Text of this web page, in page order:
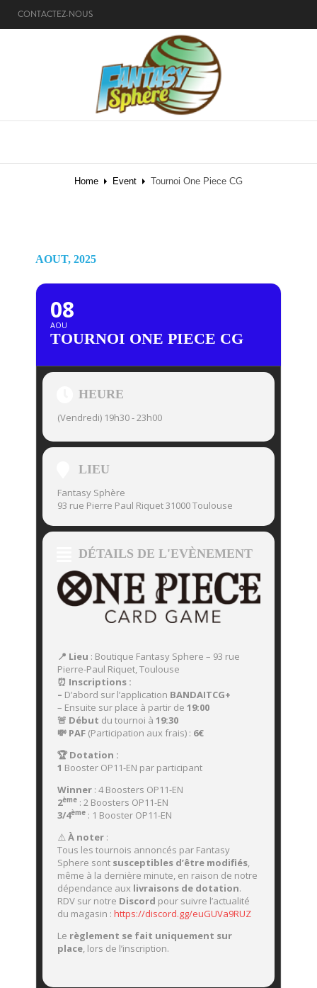
CONTACTEZ-NOUS
Home Event Tournoi One Piece CG
AOUT, 2025
08
AOU
TOURNOI ONE PIECE CG
HEURE
(Vendredi) 19h30 - 23h00
LIEU
Fantasy Sphère
93 rue Pierre Paul Riquet 31000 Toulouse
DÉTAILS DE L'EVÈNEMENT
📍 Lieu : Boutique Fantasy Sphere – 93 rue
Pierre-Paul Riquet, Toulouse
⏰ Inscriptions :
– D’abord sur l’application BANDAITCG+
– Ensuite sur place à partir de 19:00
🚨 Début du tournoi à 19:30
💸 PAF (Participation aux frais) : 6€
🏆 Dotation :
1 Booster OP11-EN par participant
Winner : 4 Boosters OP11-EN
2ème : 2 Boosters OP11-EN
3/4ème : 1 Booster OP11-EN
⚠️À noter :
Tous les tournois annoncés par Fantasy
Sphere sont susceptibles d’être modifiés,
même à la dernière minute, en raison de notre
dépendance aux livraisons de dotation.
RDV sur notre Discord pour suivre l’actualité
du magasin : https://discord.gg/euGUVa9RUZ
Le règlement se fait uniquement sur
place, lors de l’inscription.